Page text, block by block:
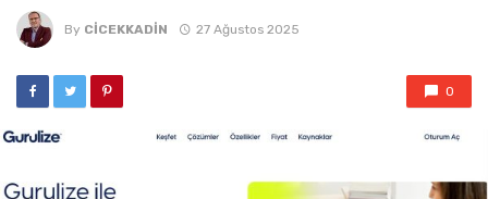
By CICEKKADIN 27 Ağustos 2025
0